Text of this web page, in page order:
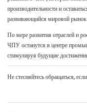
производительности и
развивающийся мировой рынок.
По мере развития отраслей и
ЧПУ останутся в центре
стимулируя будущие
Не стесняйтесь обращаться,